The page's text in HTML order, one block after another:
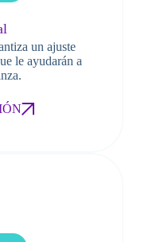
un ajuste
le ayudarán a